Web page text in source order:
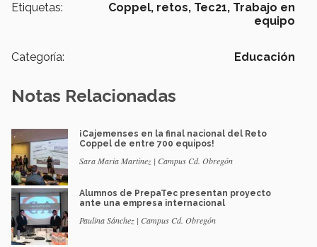
Etiquetas: Coppel, retos, Tec21, Trabajo en
equipo
Categoría: Educación
Notas Relacionadas
¡Cajemenses en la final nacional del Reto
Coppel de entre 700 equipos!
Sara Maria Martinez | Campus Cd. Obregón
Alumnos de PrepaTec presentan proyecto
ante una empresa internacional
Paulina Sánchez | Campus Cd. Obregón